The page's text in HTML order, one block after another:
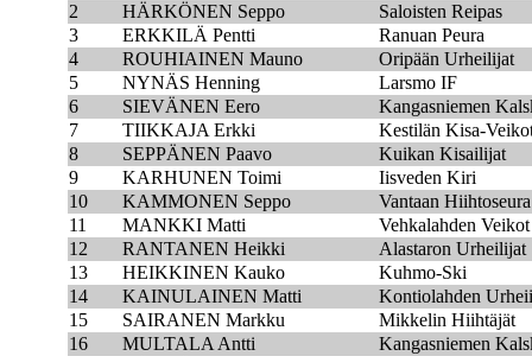
2
HÄRKÖNEN Seppo
Saloisten Reipas
3
ERKKILÄ Pentti
Ranuan Peura
4
ROUHIAINEN Mauno
Oripään Urheilijat
5
NYNÄS Henning
Larsmo IF
6
SIEVÄNEN Eero
Kangasniemen
7
TIIKKAJA Erkki
Kestilän Kisa-
8
SEPPÄNEN Paavo
Kuikan Kisailijat
9
KARHUNEN Toimi
Iisveden Kiri
10
KAMMONEN Seppo
Vantaan Hiihtoseura
11
MANKKI Matti
Vehkalahden Veikot
12
RANTANEN Heikki
Alastaron Urheilijat
13
HEIKKINEN Kauko
Kuhmo-Ski
14
KAINULAINEN Matti
Kontiolahden
15
SAIRANEN Markku
Mikkelin Hiihtäjät
16
MULTALA Antti
Kangasniemen